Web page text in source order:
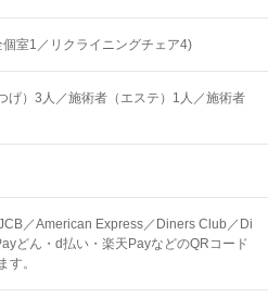
室1／リクライニングチェア4)
げ）3人／施術者（エステ）1人／施術者
／American Express／Diners Club／Di
どん・d払い・楽天PayなどのQRコード
す。